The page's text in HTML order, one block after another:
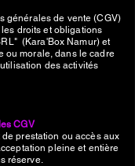
générales de vente (CGV)
droits et obligations
(Kara'Box Namur) et
ou morale, dans le cadre
des activités
CGV
prestation ou accès aux
pleine et entière
réserve.